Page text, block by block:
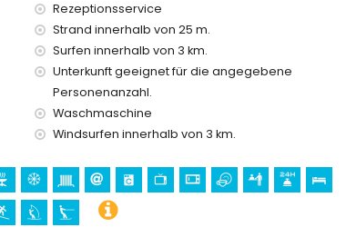
in Denia, Costa Blanca
von 25 Kilometern von der Unterkunft)
Rezeptionsservice
Strand innerhalb von 25 m.
Surfen innerhalb von 3 km.
Unterkunft geeignet für die angegebene
Personenanzahl.
Waschmaschine
Windsurfen innerhalb von 3 km.